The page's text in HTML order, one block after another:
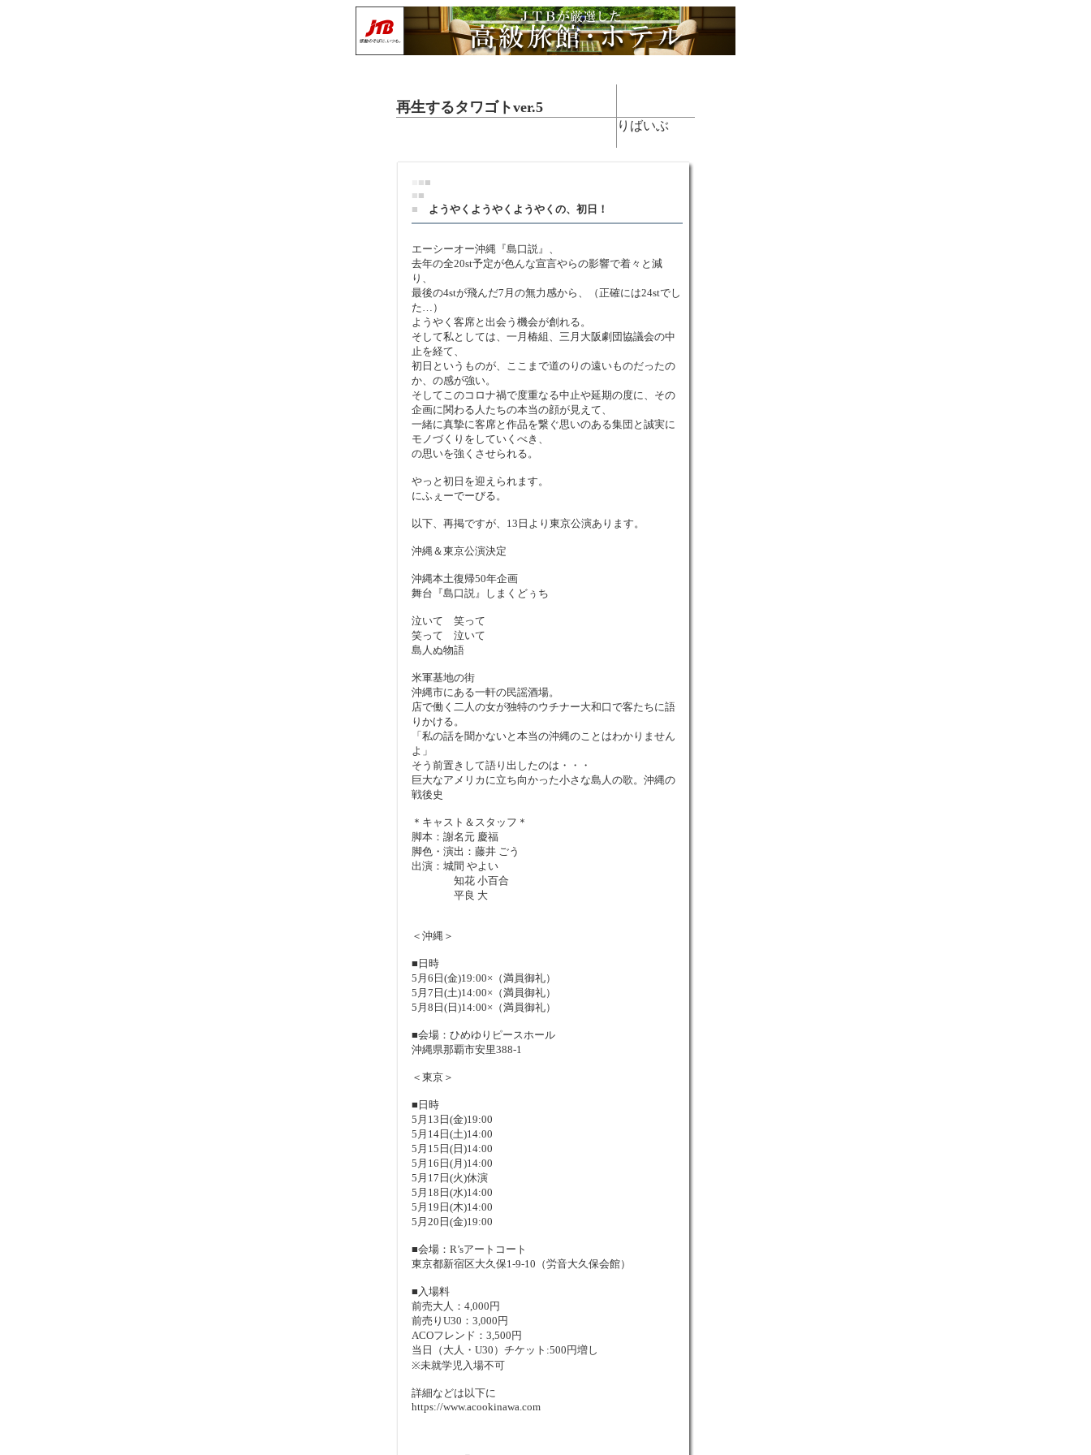
再生するタワゴトver.5
りばいぶ
■■
■■
■
ようやくようやくようやくの、初日！
エーシーオー沖縄『島口説』、
去年の全20st予定が色んな宣言やらの影響で着々と減
り、
最後の4stが飛んだ7月の無力感から、（正確には24stでし
た…）
ようやく客席と出会う機会が創れる。
そして私としては、一月椿組、三月大阪劇団協議会の中
止を経て、
初日というものが、ここまで道のりの遠いものだったの
か、の感が強い。
そしてこのコロナ禍で度重なる中止や延期の度に、その
企画に関わる人たちの本当の顔が見えて、
一緒に真摯に客席と作品を繋ぐ思いのある集団と誠実に
モノづくりをしていくべき、
の思いを強くさせられる。
やっと初日を迎えられます。
にふぇーでーびる。
以下、再掲ですが、13日より東京公演あります。
沖縄＆東京公演決定
沖縄本土復帰50年企画
舞台『島口説』しまくどぅち
泣いて 笑って
笑って 泣いて
島人ぬ物語
米軍基地の街
沖縄市にある一軒の民謡酒場。
店で働く二人の女が独特のウチナー大和口で客たちに語
りかける。
「私の話を聞かないと本当の沖縄のことはわかりません
よ」
そう前置きして語り出したのは・・・
巨大なアメリカに立ち向かった小さな島人の歌。沖縄の
戦後史
＊キャスト＆スタッフ＊
脚本：謝名元 慶福
脚色・演出：藤井 ごう
出演：城間 やよい
知花 小百合
平良 大
＜沖縄＞
■日時
5月6日(金)19:00×（満員御礼）
5月7日(土)14:00×（満員御礼）
5月8日(日)14:00×（満員御礼）
■会場：ひめゆりピースホール
沖縄県那覇市安里388-1
＜東京＞
■日時
5月13日(金)19:00
5月14日(土)14:00
5月15日(日)14:00
5月16日(月)14:00
5月17日(火)休演
5月18日(水)14:00
5月19日(木)14:00
5月20日(金)19:00
■会場：R’sアートコート
東京都新宿区大久保1-9-10（労音大久保会館）
■入場料
前売大人：4,000円
前売りU30：3,000円
ACOフレンド：3,500円
当日（大人・U30）チケット:500円増し
※未就学児入場不可
詳細などは以下に
https://www.acookinawa.com